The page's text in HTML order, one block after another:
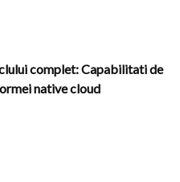
complet: Capabilitati de
native cloud